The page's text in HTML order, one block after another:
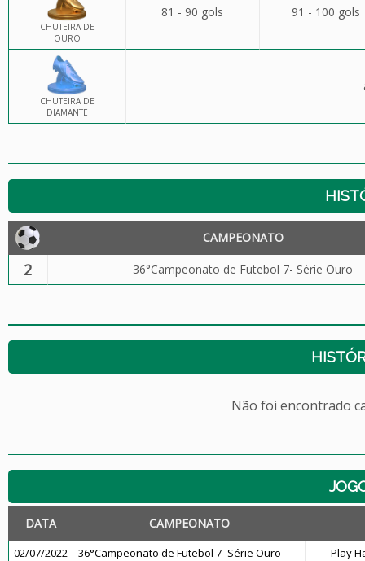
CHUTEIRA DE
OURO
81 - 90 gols 91 - 100 gols
CHUTEIRA DE
DIAMANTE
CAMPEONATO
2 36°Campeonato de Futebol 7- Série Ouro
Não foi encontrado
DATA CAMPEONATO
02/07/2022 36°Campeonato de Futebol 7- Série Ouro
Play